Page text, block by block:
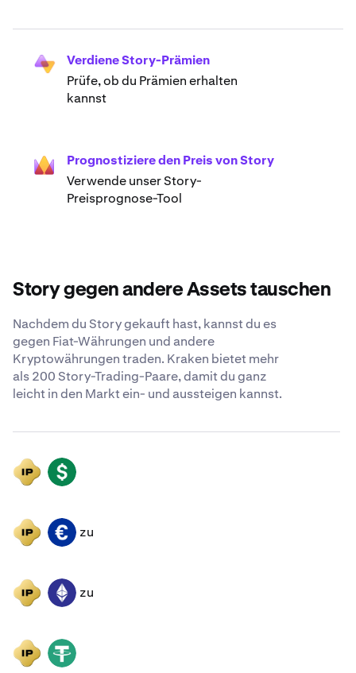
Verdiene Story-Prämien
Prüfe, ob du Prämien erhalten
kannst
Prognostiziere den Preis von Story
Verwende unser Story-
Preisprognose-Tool
Story gegen andere Assets tauschen
Nachdem du Story gekauft hast, kannst du es
gegen Fiat-Währungen und andere
Kryptowährungen traden. Kraken bietet mehr
als 200 Story-Trading-Paare, damit du ganz
leicht in den Markt ein- und aussteigen kannst.
IP USD
IP EUR zu
IP ETH zu
IP USDT